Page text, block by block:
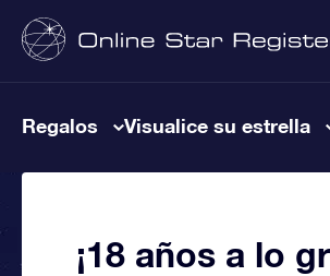
Regalos Visualice su estrella
¡18 años a lo